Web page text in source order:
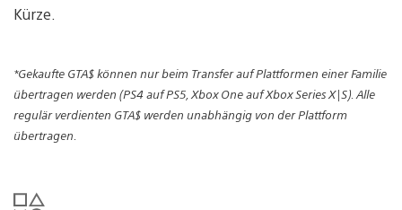
Kürze.
*Gekaufte GTA$ können nur beim Transfer auf Plattformen einer Familie
übertragen werden (PS4 auf PS5, Xbox One auf Xbox Series X|S). Alle
regulär verdienten GTA$ werden unabhängig von der Plattform
übertragen.